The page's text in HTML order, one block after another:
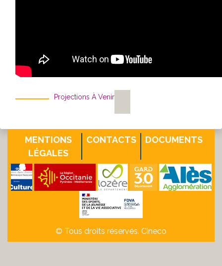
Projections À Venir
MENTIONS
LÉGALES
CONTACTS DOCUMENTS
© Tous droits réservés. Cineco